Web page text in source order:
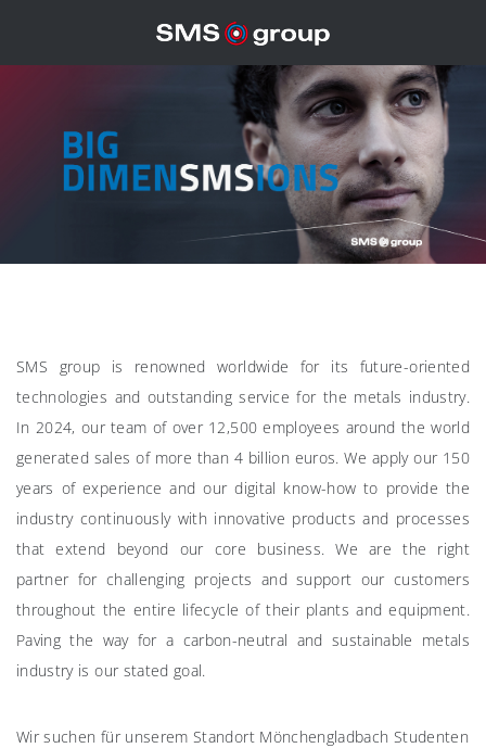
SMS group is renowned worldwide for its future-oriented
technologies and outstanding service for the metals industry.
In 2024, our team of over 12,500 employees around the world
generated sales of more than 4 billion euros. We apply our 150
years of experience and our digital know-how to provide the
industry continuously with innovative products and processes
that extend beyond our core business. We are the right
partner for challenging projects and support our customers
throughout the entire lifecycle of their plants and equipment.
Paving the way for a carbon-neutral and sustainable metals
industry is our stated goal.
Wir suchen für unserem Standort Mönchengladbach Studenten